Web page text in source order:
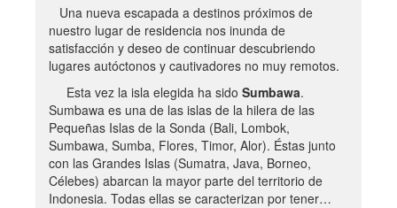
Una nueva escapada a destinos próximos de
nuestro lugar de residencia nos inunda de
satisfacción y deseo de continuar descubriendo
lugares autóctonos y cautivadores no muy remotos.
Esta vez la isla elegida ha sido Sumbawa.
Sumbawa es una de las islas de la hilera de las
Pequeñas Islas de la Sonda (Bali, Lombok,
Sumbawa, Sumba, Flores, Timor, Alor). Éstas junto
con las Grandes Islas (Sumatra, Java, Borneo,
Célebes) abarcan la mayor parte del territorio de
Indonesia. Todas ellas se caracterizan por tener…